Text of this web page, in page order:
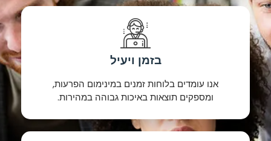
בזמן ויעיל
אנו עומדים בלוחות זמנים במינימום הפרעות,
ומספקים תוצאות באיכות גבוהה במהירות.